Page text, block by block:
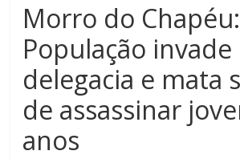
Morro do Chapéu:
População invade
delegacia e mata
de assassinar
anos